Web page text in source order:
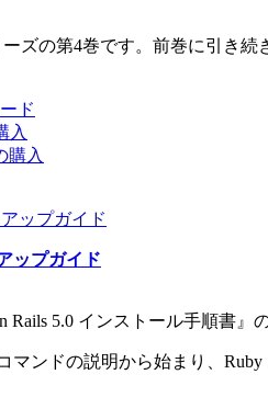
ズの第4巻です。前巻に引き
ド
入
購入
ップガイド
Rails 5.0 インストール手順書
ンドの説明から始まり、